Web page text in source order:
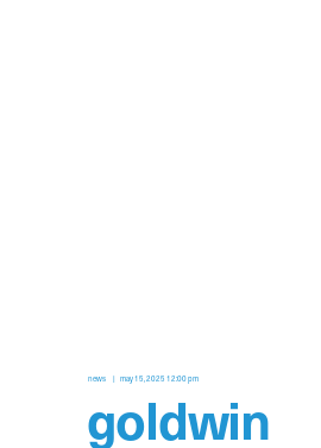
news may 15, 2025 12:00 pm
goldwin